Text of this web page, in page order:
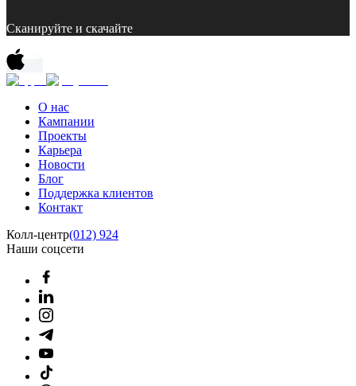
Сканируйте и скачайте
О нас
Кампании
Проекты
Карьера
Новости
Блог
Поддержка клиентов
Контакт
Колл-центр(012) 924
Наши соцсети